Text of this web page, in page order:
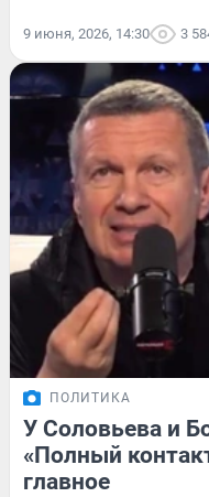
9 июня, 2026, 14:30 3
ПОЛИТИКА
У Соловьева и
«Полный
главное